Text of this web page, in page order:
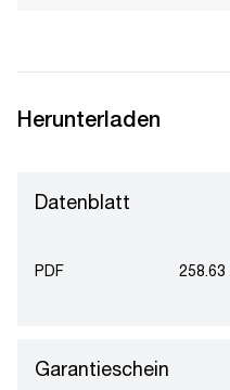
Herunterladen
Datenblatt
PDF 258.63
Garantieschein